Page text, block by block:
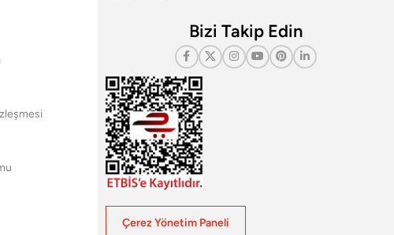
Bizi Takip Edin
Çerez Yönetim Paneli